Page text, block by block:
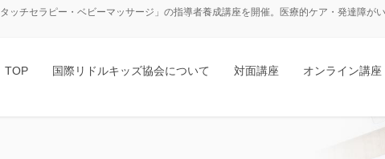
ッチセラピー・ベビーマッサージ」の指導者養成講座を開催。医療的ケア・発達障が
TOP 国際リドルキッズ協会について 対面講座 オンライン講座